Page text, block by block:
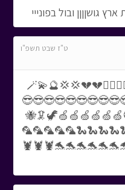
גושןןןן ובול בפונייי
ט"ז שבט תשפ"ו
מטוראף💥❤️‍🔥💗💖💝💟💯🌟🧙‍♀️🧙‍♂️🪄💫🔮💢💢💔💔